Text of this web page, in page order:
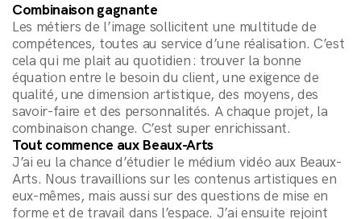
Combinaison gagnante
Les métiers de l’image sollicitent une multitude de
compétences, toutes au service d’une réalisation. C’est
cela qui me plait au quotidien : trouver la bonne
équation entre le besoin du client, une exigence de
qualité, une dimension artistique, des moyens, des
savoir-faire et des personnalités. A chaque projet, la
combinaison change. C’est super enrichissant.
Tout commence aux Beaux-Arts
J’ai eu la chance d’étudier le médium vidéo aux Beaux-
Arts. Nous travaillions sur les contenus artistiques en
eux-mêmes, mais aussi sur des questions de mise en
forme et de travail dans l’espace. J’ai ensuite rejoint